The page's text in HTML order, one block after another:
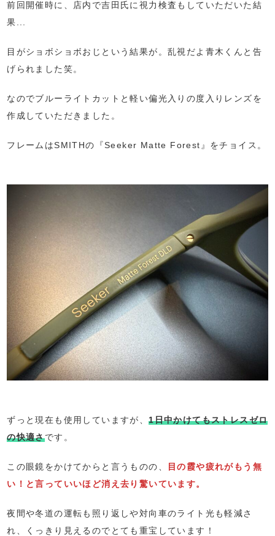
前回開催時に、店内で吉田氏に視力検査もしていただいた結
果...
目がショボショボおじという結果が。乱視だよ青木くんと告
げられました笑。
なのでブルーライトカットと軽い偏光入りの度入りレンズを
作成していただきました。
フレームはSMITHの『Seeker Matte Forest』をチョイス。
ずっと現在も使用していますが、1日中かけてもストレスゼロ
の快適さです。
この眼鏡をかけてからと言うものの、
目の霞や疲れがもう無
い！と言っていいほど消え去り驚いています。
夜間や冬道の運転も照り返しや対向車のライト光も軽減さ
れ、くっきり見えるのでとても重宝しています！